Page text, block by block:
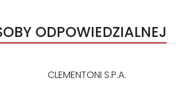
ODPOWIEDZIALNEJ
CLEMENTONI S.P.A.